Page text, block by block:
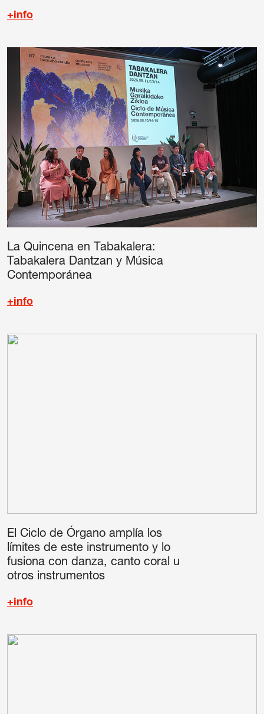
+info
La Quincena en Tabakalera:
Tabakalera Dantzan y Música
Contemporánea
+info
El Ciclo de Órgano amplía los
límites de este instrumento y lo
fusiona con danza, canto coral u
otros instrumentos
+info